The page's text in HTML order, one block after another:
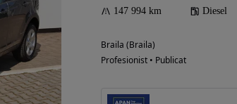
147 994 km Diesel
Braila (Braila)
Profesionist • Publicat